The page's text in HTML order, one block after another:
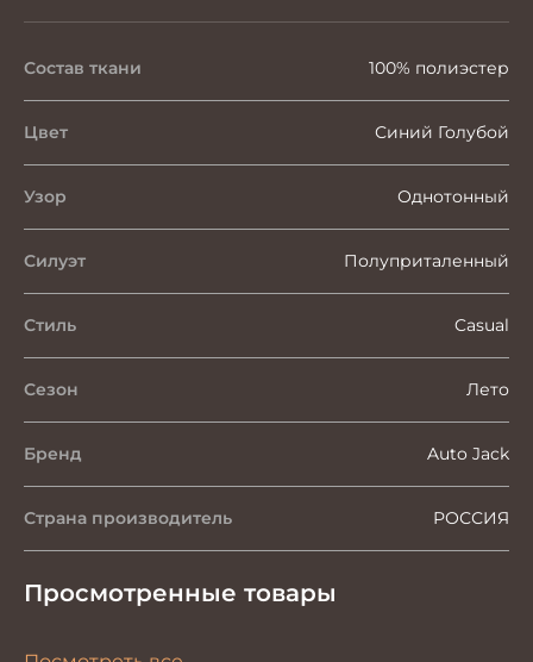
Состав ткани 100% полиэстер
Цвет Синий Голубой
Узор Однотонный
Силуэт Полуприталенный
Стиль Casual
Сезон Лето
Бренд Auto Jack
Страна производитель РОССИЯ
Просмотренные товары